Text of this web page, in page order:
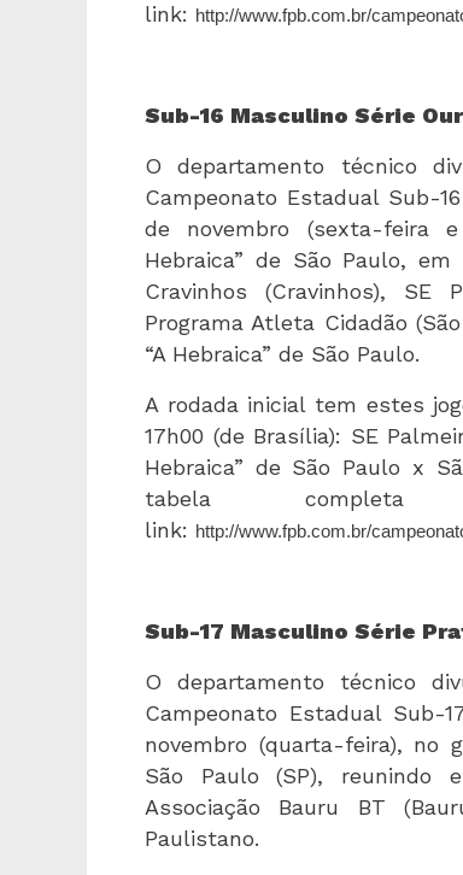
link:
http://www.fpb.com.br/
Sub-16 Masculino Série
O departamento técnico
Campeonato Estadual Sub-
de novembro (sexta-feira
Hebraica” de São Paulo,
Cravinhos (Cravinhos), SE
Programa Atleta Cidadão
“A Hebraica” de São Paulo.
A rodada inicial tem estes
17h00 (de Brasília): SE
Hebraica” de São Paulo x
tabela
link:
http://www.fpb.com.br/
Sub-17 Masculino Série
O departamento técnico
Campeonato Estadual Sub-
novembro (quarta-feira), no
São Paulo (SP), reunindo
Associação Bauru BT
Paulistano.